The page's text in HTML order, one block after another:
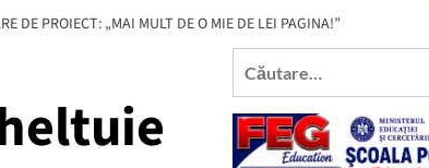
DE PROIECT: „MAI MULT DE O MIE DE LEI PAGINA!”
Caută